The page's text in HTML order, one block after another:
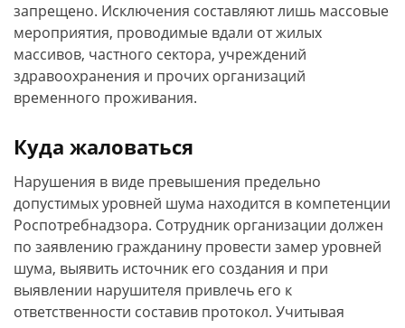
запрещено. Исключения составляют лишь массовые
мероприятия, проводимые вдали от жилых
массивов, частного сектора, учреждений
здравоохранения и прочих организаций
временного проживания.
Куда жаловаться
Нарушения в виде превышения предельно
допустимых уровней шума находится в компетенции
Роспотребнадзора. Сотрудник организации должен
по заявлению гражданину провести замер уровней
шума, выявить источник его создания и при
выявлении нарушителя привлечь его к
ответственности составив протокол. Учитывая